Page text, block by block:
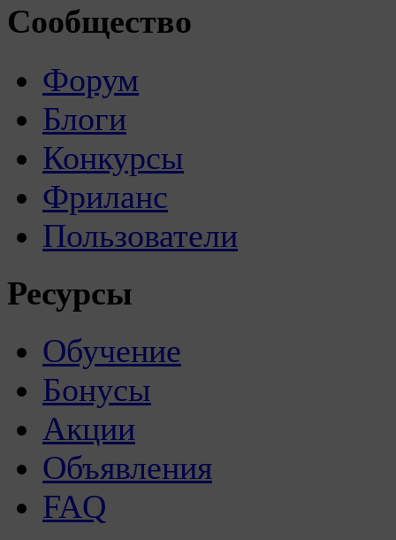
Сообщество
Форум
Блоги
Конкурсы
Фриланс
Пользователи
Ресурсы
Обучение
Бонусы
Акции
Объявления
FAQ